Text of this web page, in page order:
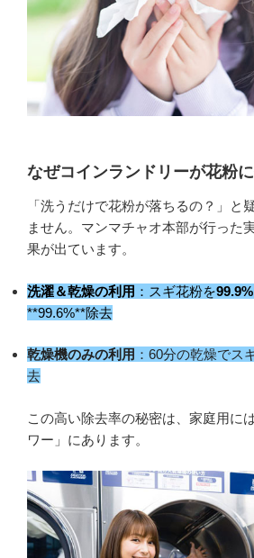
なぜコインランドリーが花粉
「洗うだけで花粉が落ちるの？」と
ません。マンマチャオ本部が行った
果が出ています。
洗濯＆乾燥の利用 ：スギ花粉を99.9%
**99.6%**除去
乾燥機のみの利用 ：60分の乾燥でス
去
この高い除去率の秘密は、家庭用に
ワー」にあります。